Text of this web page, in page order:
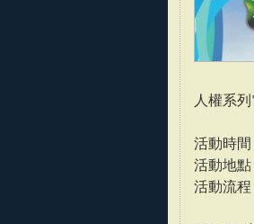
人權系
活動時
活動地
活動流程